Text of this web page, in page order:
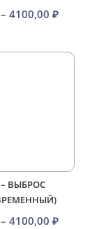
– 4100,00₽
980,00 ₽
– ВЫБРОС
– 4100,00₽